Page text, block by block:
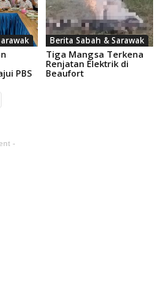
PBS
Berita Sabah & Sarawak
Tiga Mangsa Terkena
Renjatan Elektrik di
Beaufort
-